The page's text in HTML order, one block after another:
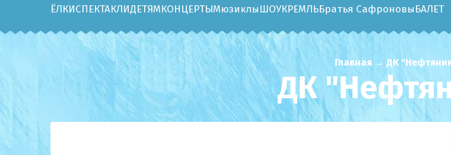
ЁЛКИСПЕКТАКЛИДЕТЯМКОНЦЕРТЫМюзиклыШОУКРЕМЛЬБратья СафроновыБАЛЕТ
Главная → ДК
ДК